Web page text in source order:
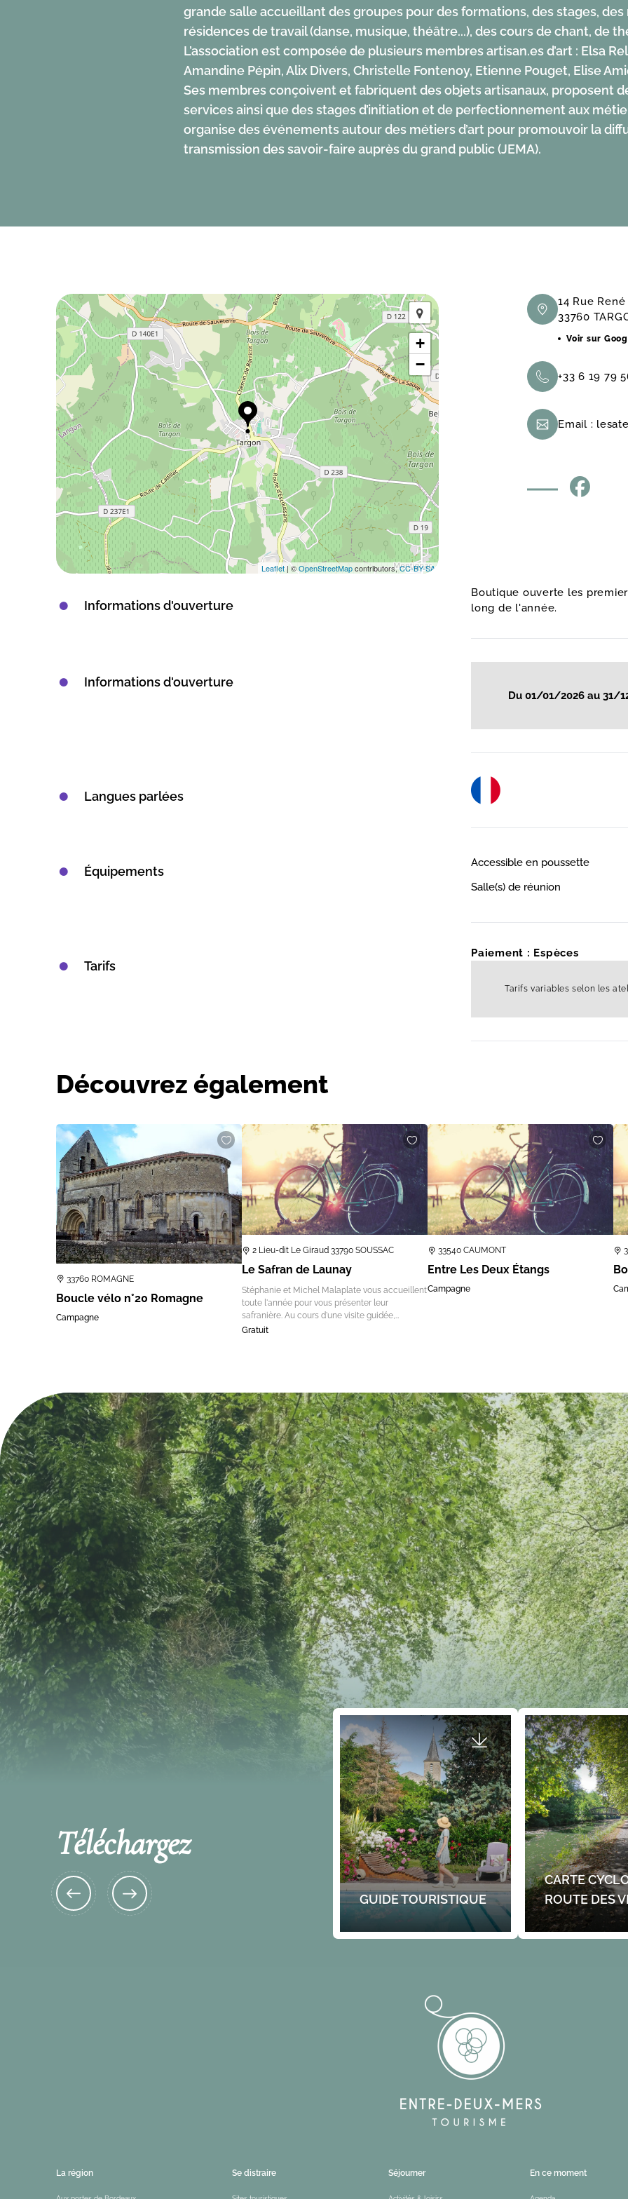
grande salle accueillant des groupes pour des formations, des stages, des
résidences de travail (danse, musique, théâtre...), des cours de chant, de
L’association est composée de plusieurs membres artisan.es d’art : Elsa
Amandine Pépin, Alix Divers, Christelle Fontenoy, Etienne Pouget, Elise
Ses membres conçoivent et fabriquent des objets artisanaux, proposent
services ainsi que des stages d’initiation et de perfectionnement aux
organise des événements autour des métiers d’art pour promouvoir la
transmission des savoir-faire auprès du grand public (JEMA).
+
−
Leaflet| ©OpenStreetMapcontributors,CC-BY-SA
14 Rue René
33760
Voir sur
+33 6 19 79
Email :
Informations d'ouverture
Boutique ouverte les
long de l'année.
Informations d'ouverture
Du 01/01/2026 au 31/
Langues parlées
Équipements
Accessible en poussette
Salle(s) de réunion
Tarifs
Paiement : Espèces
Tarifs variables selon les
Découvrez également
33760 ROMAGNE
Boucle vélo n°20 Romagne
Campagne
2 Lieu-dit Le Giraud 33790 SOUSSAC
Le Safran de Launay
Stéphanie et Michel Malaplate vous accueillent
toute l'année pour vous présenter leur
safranière. Au cours d'une visite guidée,…
Gratuit
33540 CAUMONT
Entre Les Deux Étangs
Campagne
Téléchargez
GUIDE TOURISTIQUE
CARTE
ROUTE DES
La région Se distraire Séjourner En ce moment